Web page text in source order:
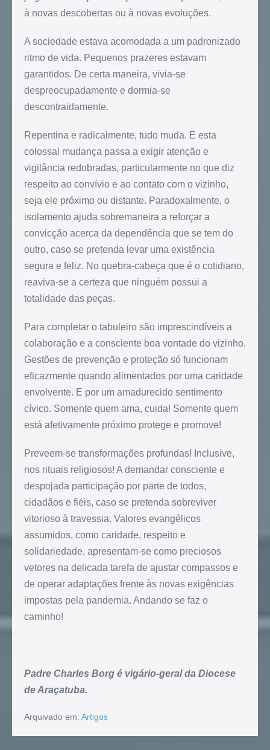
à novas descobertas ou à novas evoluções.
A sociedade estava acomodada a um padronizado
ritmo de vida. Pequenos prazeres estavam
garantidos. De certa maneira, vivia-se
despreocupadamente e dormia-se
descontraidamente.
Repentina e radicalmente, tudo muda. E esta
colossal mudança passa a exigir atenção e
vigilância redobradas, particularmente no que diz
respeito ao convívio e ao contato com o vizinho,
seja ele próximo ou distante. Paradoxalmente, o
isolamento ajuda sobremaneira a reforçar a
convicção acerca da dependência que se tem do
outro, caso se pretenda levar uma existência
segura e feliz. No quebra-cabeça que é o cotidiano,
reaviva-se a certeza que ninguém possui a
totalidade das peças.
Para completar o tabuleiro são imprescindíveis a
colaboração e a consciente boa vontade do vizinho.
Gestões de prevenção e proteção só funcionam
eficazmente quando alimentados por uma caridade
envolvente. E por um amadurecido sentimento
cívico. Somente quem ama, cuida! Somente quem
está afetivamente próximo protege e promove!
Preveem-se transformações profundas! Inclusive,
nos rituais religiosos! A demandar consciente e
despojada participação por parte de todos,
cidadãos e fiéis, caso se pretenda sobreviver
vitorioso à travessia. Valores evangélicos
assumidos, como caridade, respeito e
solidariedade, apresentam-se como preciosos
vetores na delicada tarefa de ajustar compassos e
de operar adaptações frente às novas exigências
impostas pela pandemia. Andando se faz o
caminho!
Padre Charles Borg é vigário-geral da Diocese
de Araçatuba.
Arquivado em: Artigos